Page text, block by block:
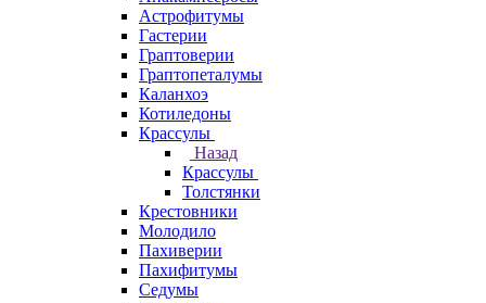
Астрофитумы
Гастерии
Граптоверии
Граптопеталумы
Каланхоэ
Котиледоны
Крассулы
Назад
Крассулы
Толстянки
Крестовники
Молодило
Пахиверии
Пахифитумы
Седумы